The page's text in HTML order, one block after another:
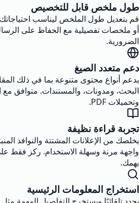
طول ملخص قابل للتخصيص
قم بتعديل طول الملخص ليناسب
أو ملخصات تفصيلية مع الحفاظ على
الضرورية.
دعم متعدد الصيغ
يدعم أنواع محتوى متنوعة بما في ذلك
البحث، ومدونات، والمستندات. متوافق مع
وتحميلات PDF.
تجربة قراءة نظيفة
يخلصك من الإعلانات المشتتة والنوافذ
واجهة مرنة وسهلة الاستخدام. ركز فقط
يهمك.
استخراج المعلومات الرئيسية